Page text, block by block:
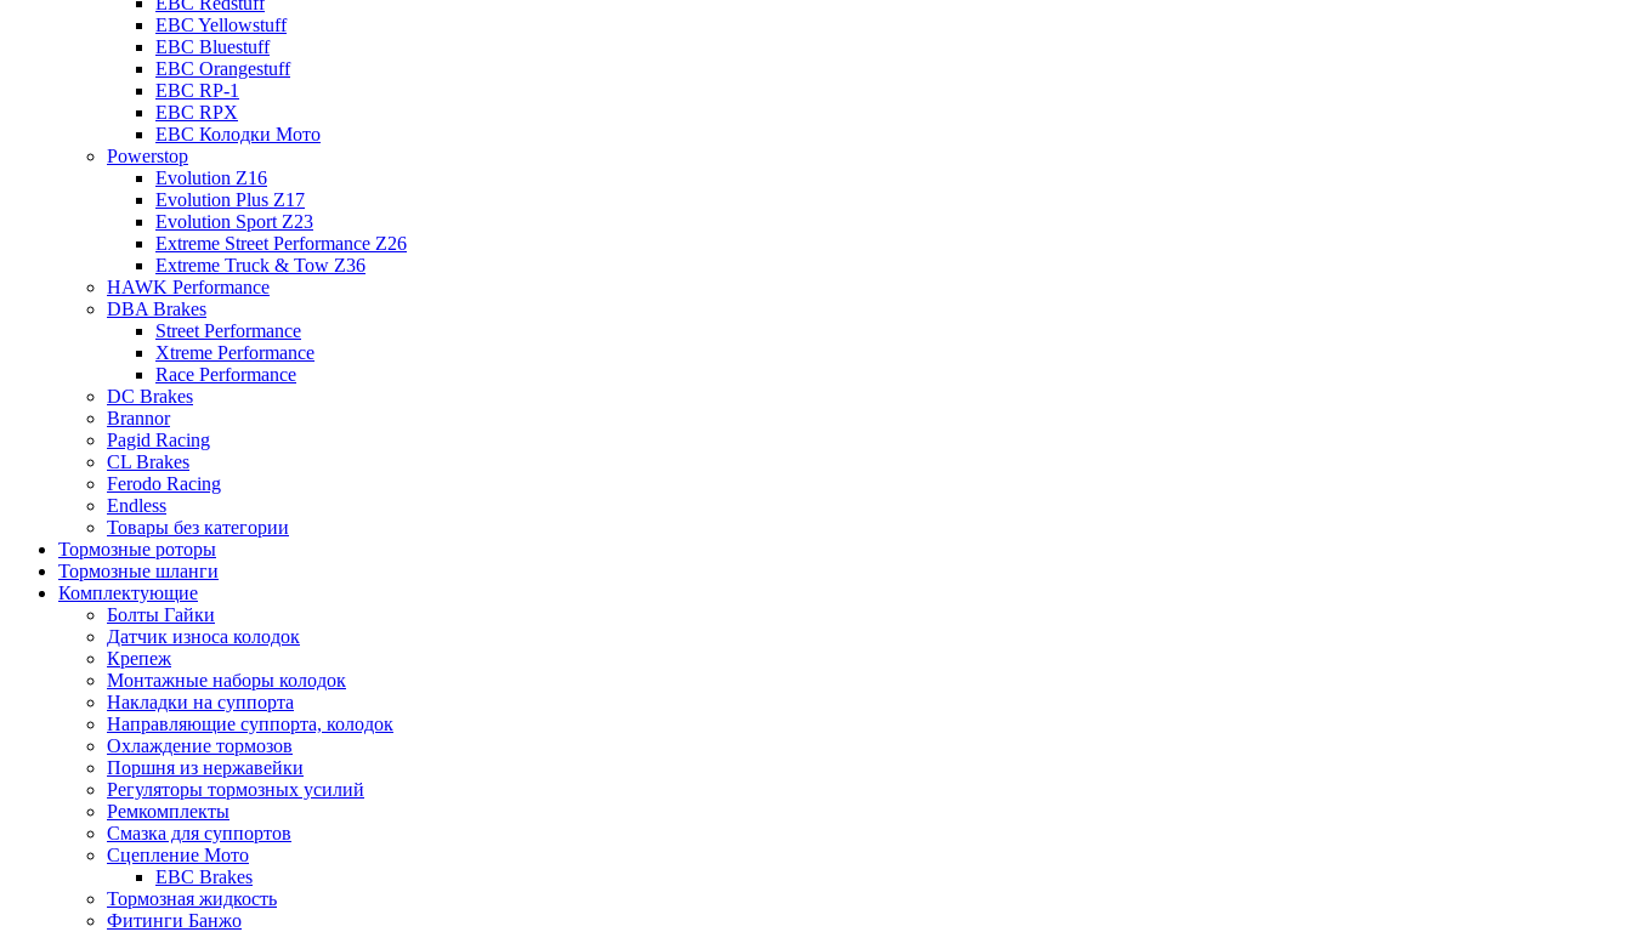
EBC Yellowstuff
EBC Bluestuff
EBC Orangestuff
EBC RP-1
EBC RPX
EBC Колодки Мото
Powerstop
Evolution Z16
Evolution Plus Z17
Evolution Sport Z23
Extreme Street Performance Z26
Extreme Truck & Tow Z36
HAWK Performance
DBA Brakes
Street Performance
Xtreme Performance
Race Performance
DC Brakes
Brannor
Pagid Racing
CL Brakes
Ferodo Racing
Endless
Товары без категории
Тормозные роторы
Тормозные шланги
Комплектующие
Болты Гайки
Датчик износа колодок
Крепеж
Монтажные наборы колодок
Накладки на суппорта
Направляющие суппорта, колодок
Охлаждение тормозов
Поршня из нержавейки
Регуляторы тормозных усилий
Ремкомплекты
Смазка для суппортов
Сцепление Мото
EBC Brakes
Тормозная жидкость
Фитинги Банжо